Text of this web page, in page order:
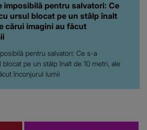
imposibilă pentru salvatori: Ce
ursul blocat pe un stâlp înalt
cărui imagini au făcut
pentru salvatori: Ce s-a
pe un stâlp înalt de 10 metri, ale
înconjurul lumii